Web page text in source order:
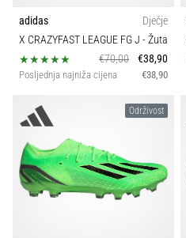
Play
for
More
Pripremi
za
ženski
EURO
Vrsta obuće
adidas
Dječje
X CRAZYFAST LEAGUE FG J - Žuta
€70,00
€38,90
Posljednja najniža cijena €38,90
Održivost